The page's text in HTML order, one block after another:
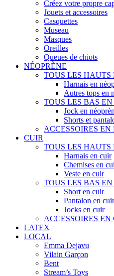
Créez votre propre
Jouets et accessoires
Casquettes
Museau
Masques
Oreilles
Queues de chiots
NÉOPRÈNE
TOUS LES HAUTS
Harnais en
Autres tops en
TOUS LES BAS
Jock en
Shorts et
ACCESSOIRES EN
CUIR
TOUS LES HAUTS
Harnais en cuir
Chemises en
Veste en cuir
TOUS LES BAS EN
Short en cuir
Pantalon en cuir
Jocks en cuir
ACCESSOIRES EN
LATEX
LOCAL
Emma Dejavu
Vilain Garçon
Bent
Stream’s Toys